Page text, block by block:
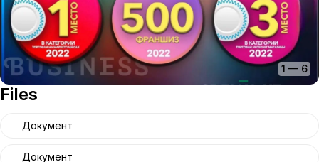
1 — 6
Files
Документ
Документ